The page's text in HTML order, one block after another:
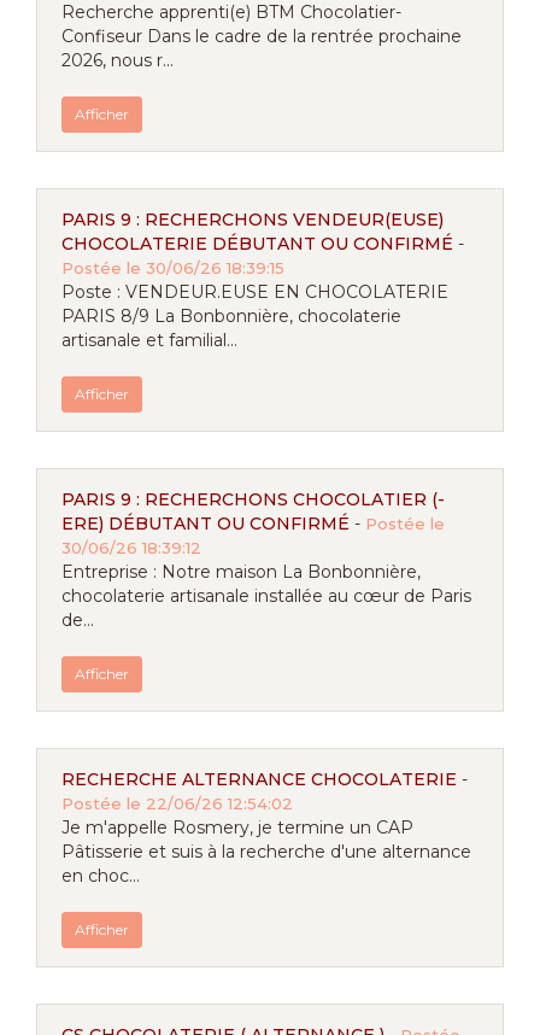
Recherche apprenti(e) BTM Chocolatier-
Confiseur Dans le cadre de la rentrée prochaine
2026, nous r...
Afficher
PARIS 9 : RECHERCHONS VENDEUR(EUSE)
CHOCOLATERIE DÉBUTANT OU CONFIRMÉ -
Postée le 30/06/26 18:39:15
Poste : VENDEUR.EUSE EN CHOCOLATERIE
PARIS 8/9 La Bonbonnière, chocolaterie
artisanale et familial...
Afficher
PARIS 9 : RECHERCHONS CHOCOLATIER (-
ERE) DÉBUTANT OU CONFIRMÉ - Postée le
30/06/26 18:39:12
Entreprise : Notre maison La Bonbonnière,
chocolaterie artisanale installée au cœur de Paris
de...
Afficher
RECHERCHE ALTERNANCE CHOCOLATERIE -
Postée le 22/06/26 12:54:02
Je m'appelle Rosmery, je termine un CAP
Pâtisserie et suis à la recherche d'une alternance
en choc...
Afficher